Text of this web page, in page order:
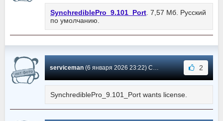
SynchrediblePro_9.101_Port . 7,57 Мб. Русский
по умолчанию.
serviceman(6 января 2026 23:22) Сообщение #101 2
SynchrediblePro_9.101_Port wants license.